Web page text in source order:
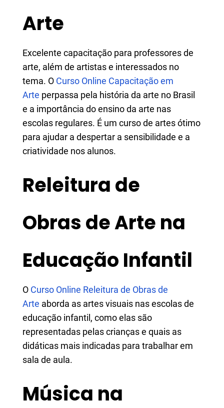
Arte
​​​​​​​Excelente capacitação para professores de
arte, além de artistas e interessados no
tema. O Curso Online Capacitação em
Arte perpassa pela história da arte no Brasil
e a importância do ensino da arte nas
escolas regulares. É um curso de artes ótimo
para ajudar a despertar a sensibilidade e a
criatividade nos alunos.
Releitura de
Obras de Arte na
Educação Infantil
​​​​​​​O Curso Online Releitura de Obras de
Arte aborda as artes visuais nas escolas de
educação infantil, como elas são
representadas pelas crianças e quais as
didáticas mais indicadas para trabalhar em
sala de aula.
Música na